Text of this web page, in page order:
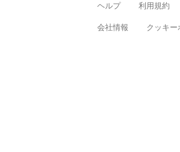
ヘルプ 利用規約
会社情報 クッキー